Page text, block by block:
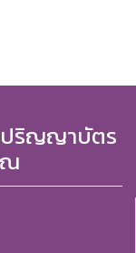
ปริญญาบัตร
ณ